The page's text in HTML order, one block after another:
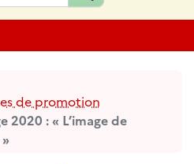
de promotion
2020 : « L’image de